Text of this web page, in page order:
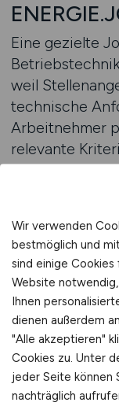
Eine gezielte
weil
technische
Arbeitnehmer
relevante
Ergebnisse
Vorstellungen
Einsatzorten.
dabei, den
Angebote
Ein klar
erhöht die
Fachkräfte mit
nach
Wir verwenden
bestmöglich und
sind einige
Website
Ihnen
dienen außerdem
"Alle akzeptieren"
Cookies zu. Unter
jeder Seite können
nachträglich